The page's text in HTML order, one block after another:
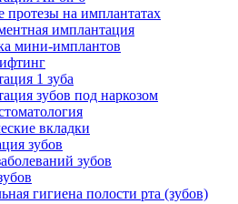
на имплантатах
имплантация
мини-имплантов
1 зуба
зубов под наркозом
вкладки
зубов
зубов
гигиена полости рта (зубов)